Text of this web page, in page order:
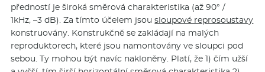
předností je široká směrová charakteristika (až 90° /
1kHz, –3 dB). Za tímto účelem jsousloupové reprosoustavy
konstruovány. Konstrukčně se zakládají na malých
reproduktorech, které jsou namontovány ve sloupci pod
sebou. Ty mohou být navíc nakloněny. Platí, že 1) čím užší